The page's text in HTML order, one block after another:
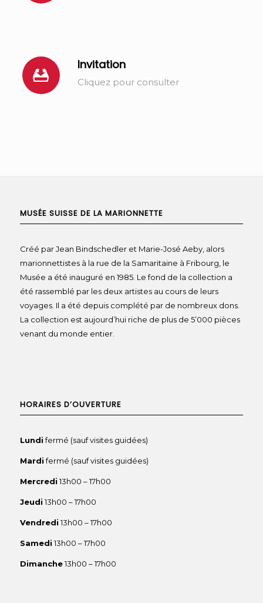
Invitation
Cliquez pour consulter
MUSÉE SUISSE DE LA MARIONNETTE
Créé par Jean Bindschedler et Marie-José Aeby, alors
marionnettistes à la rue de la Samaritaine à Fribourg, le
Musée a été inauguré en 1985. Le fond de la collection a
été rassemblé par les deux artistes au cours de leurs
voyages. Il a été depuis complété par de nombreux dons.
La collection est aujourd’hui riche de plus de 5’000 pièces
venant du monde entier.
HORAIRES D’OUVERTURE
Lundifermé (sauf visites guidées)
Mardifermé (sauf visites guidées)
Mercredi13h00 – 17h00
Jeudi13h00 – 17h00
Vendredi13h00 – 17h00
Samedi13h00 – 17h00
Dimanche13h00 – 17h00